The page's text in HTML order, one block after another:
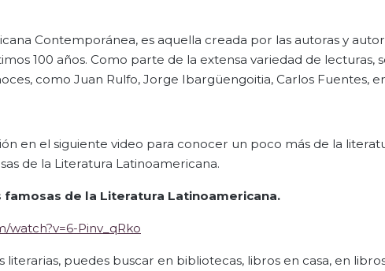
Contemporánea, es aquella creada por las autoras y
100 años. Como parte de la extensa variedad de lecturas,
como Juan Rulfo, Jorge Ibargüengoitia, Carlos Fuentes,
en el siguiente video para conocer un poco más de la
de la Literatura Latinoamericana.
famosas de la Literatura Latinoamericana.
watch?v=6-Pinv_qRko
literarias, puedes buscar en bibliotecas, libros en casa, en